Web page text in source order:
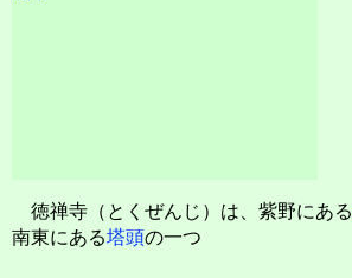
徳禅寺（とくぜんじ）は、紫野にある
南東にある塔頭の一つ